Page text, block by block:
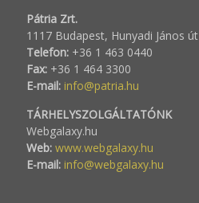
Pátria Zrt.
1117 Budapest, Hunyadi János
Telefon: +36 1 463 0440
Fax: +36 1 464 3300
E-mail: info@patria.hu
TÁRHELYSZOLGÁLTATÓNK
Webgalaxy.hu
Web: www.webgalaxy.hu
E-mail: info@webgalaxy.hu